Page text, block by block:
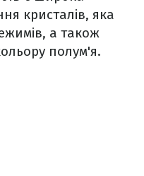
кристалів, яка
а також
полум'я.